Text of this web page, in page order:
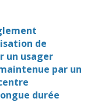
de
un usager
par un
durée